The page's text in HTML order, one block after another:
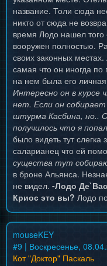
название. Толи сюда
никто от сюда не
время Лодо нашел
вооружен полностью.
своих законных
самая что он иногда по
на нем была его
Интересно он в курсе
нет. Если он
штурма Касбина, но..
получилось что я
было видеть тут
саларианец что ей
существа тут
в броне Альянса.
не видел. -Лодо
Криос это вы? Лодо
mouseKEY
#9 | Воскресенье,
Кот "Доктор" Паскаль